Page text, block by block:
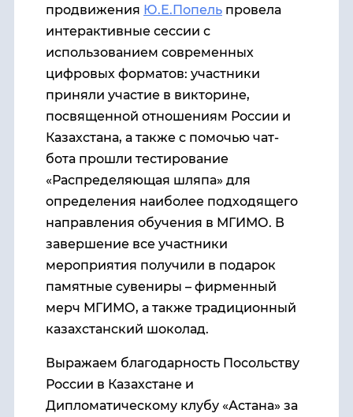
продвижения Ю.Е.Попель провела
интерактивные сессии с
использованием современных
цифровых форматов: участники
приняли участие в викторине,
посвященной отношениям России и
Казахстана, а также с помочью чат-
бота прошли тестирование
«Распределяющая шляпа» для
определения наиболее подходящего
направления обучения в МГИМО. В
завершение все участники
мероприятия получили в подарок
памятные сувениры – фирменный
мерч МГИМО, а также традиционный
казахстанский шоколад.
Выражаем благодарность Посольству
России в Казахстане и
Дипломатическому клубу «Астана» за